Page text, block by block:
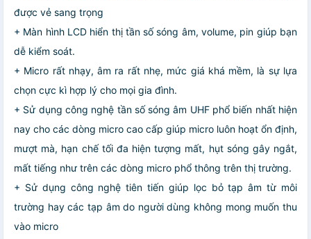
được vẻ sang trọng
+ Màn hình LCD hiển thị tần số sóng âm, volume, pin giúp bạn
dễ kiểm soát.
+ Micro rất nhạy, âm ra rất nhẹ, mức giá khá mềm, là sự lựa
chọn cực kì hợp lý cho mọi gia đình.
+ Sử dụng công nghệ tần số sóng âm UHF phổ biến nhất hiện
nay cho các dòng micro cao cấp giúp micro luôn hoạt ổn định,
mượt mà, hạn chế tối đa hiện tượng mất, hụt sóng gây ngắt,
mất tiếng như trên các dòng micro phổ thông trên thị trường.
+ Sử dụng công nghệ tiên tiến giúp lọc bỏ tạp âm từ môi
trường hay các tạp âm do người dùng không mong muốn thu
vào micro